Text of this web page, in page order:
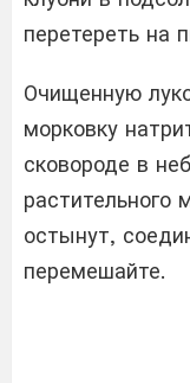
перетереть на
Очищенную
морковку
сковороде в
растительного
остынут,
перемешайте.